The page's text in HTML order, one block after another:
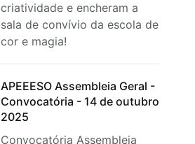
criatividade e encheram a
sala de convívio da escola de
cor e magia!
APEEESO Assembleia Geral -
Convocatória - 14 de outubro
2025
Convocatória Assembleia